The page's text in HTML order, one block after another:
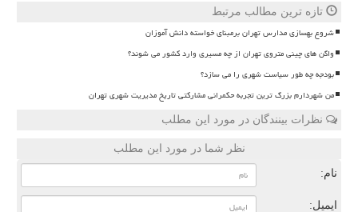
تازه ترین مطالب مرتبط
شروع بهسازی مدارس تهران برمبنای خواسته دانش آموزان
واگن های چینی متروی تهران از چه مسیری وارد کشور می شوند؟
بودجه چه طور سیاست شهری را می سازد؟
من شهردارم بزرگ ترین تجربه حکمرانی مشارکتی تاریخ مدیریت شهری تهران
نظرات بینندگان در مورد این مطلب
نظر شما در مورد این مطلب
نام:
ایمیل: